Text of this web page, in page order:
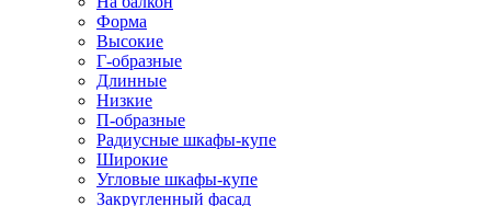
Форма
Высокие
Г-образные
Длинные
Низкие
П-образные
Радиусные шкафы-купе
Широкие
Угловые шкафы-купе
Закругленный фасад